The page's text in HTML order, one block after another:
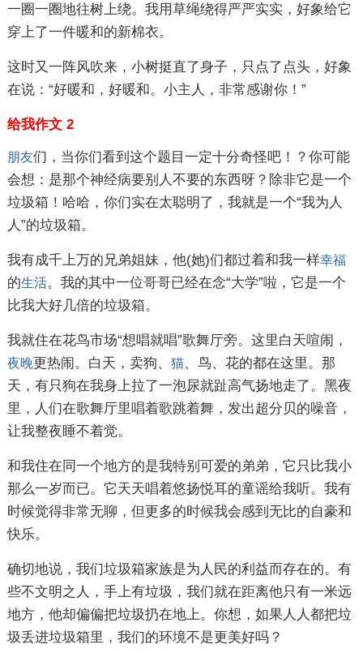
一圈一圈地往树上绕。我用草绳绕得严严实实，好象给它
穿上了一件暖和的新棉衣。
这时又一阵风吹来，小树挺直了身子，只点了点头，好象
在说：“好暖和，好暖和。小主人，非常感谢你！”
给我作文 2
朋友们，当你们看到这个题目一定十分奇怪吧！？你可能
会想：是那个神经病要别人不要的东西呀？除非它是一个
垃圾箱！哈哈，你们实在太聪明了，我就是一个“我为人
人”的垃圾箱。
我有成千上万的兄弟姐妹，他(她)们都过着和我一样幸福
的生活。我的其中一位哥哥已经在念“大学”啦，它是一个
比我大好几倍的垃圾箱。
我就住在花鸟市场“想唱就唱”歌舞厅旁。这里白天喧闹，
夜晚更热闹。白天，卖狗、 猫、鸟、花的都在这里。那
天，有只狗在我身上拉了一泡尿就趾高气扬地走了。黑夜
里，人们在歌舞厅里唱着歌跳着舞，发出超分贝的噪音，
让我整夜睡不着觉。
和我住在同一个地方的是我特别可爱的弟弟，它只比我小
那么一岁而已。它天天唱着悠扬悦耳的童谣给我听。我有
时候觉得非常无聊，但更多的时候我会感到无比的自豪和
快乐。
确切地说，我们垃圾箱家族是为人民的利益而存在的。有
些不文明之人，手上有垃圾，我们就在距离他只有一米远
地方，他却偏偏把垃圾扔在地上。你想，如果人人都把垃
圾丢进垃圾箱里，我们的环境不是更美好吗？